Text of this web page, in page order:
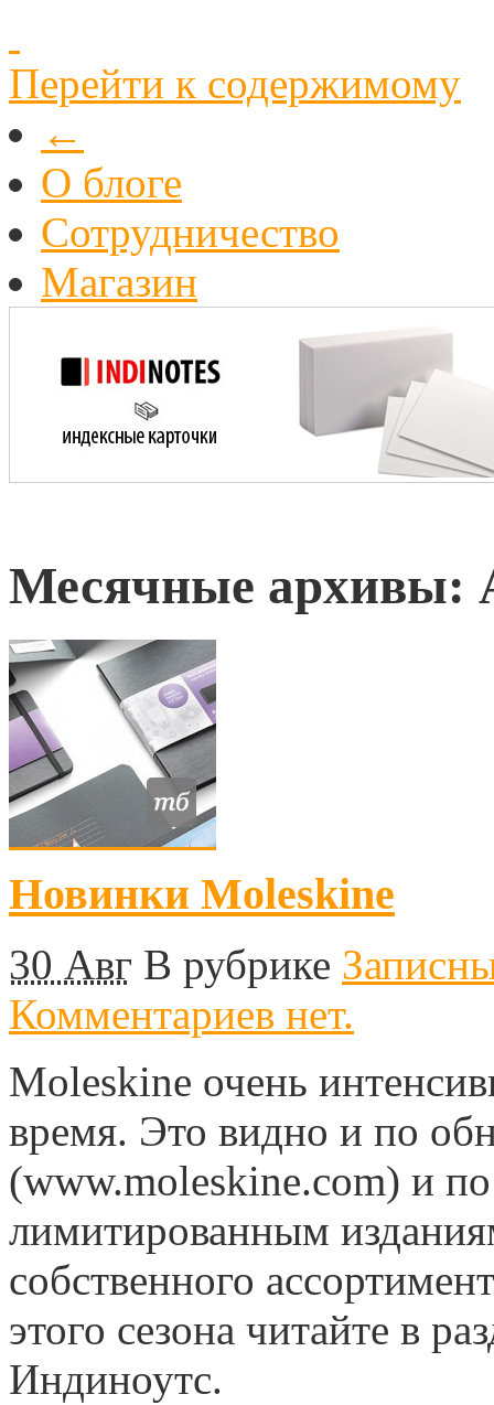
Перейти к содержимому
←
О блоге
Cотрудничество
Магазин
Месячные архивы:
Новинки Moleskine
30 Авг В рубрике
Комментариев нет.
Moleskine очень
время. Это видно и по
(www.moleskine.com) и
лимитированным
собственного
этого сезона читайте в
Индиноутс.